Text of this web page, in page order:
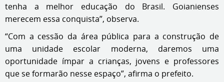
tenha a melhor educação do Brasil. Goianienses
merecem essa conquista”, observa.
“Com a cessão da área pública para a construção de
uma unidade escolar moderna, daremos uma
oportunidade ímpar a crianças, jovens e professores
que se formarão nesse espaço”, afirma o prefeito.